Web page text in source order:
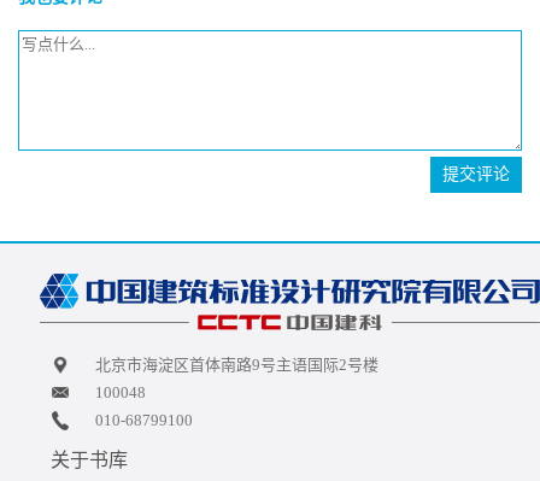
提交评论
北京市海淀区首体南路9号主语国际2号楼
100048
010-68799100
关于书库